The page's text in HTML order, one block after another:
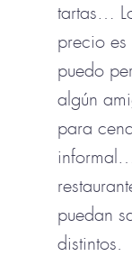
tartas…
precio
puedo
algún
para
puedan
distintos.